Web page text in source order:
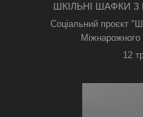
ШКІЛЬНІ ШАФКИ З
Соціальний проєкт
Міжнарожного
12